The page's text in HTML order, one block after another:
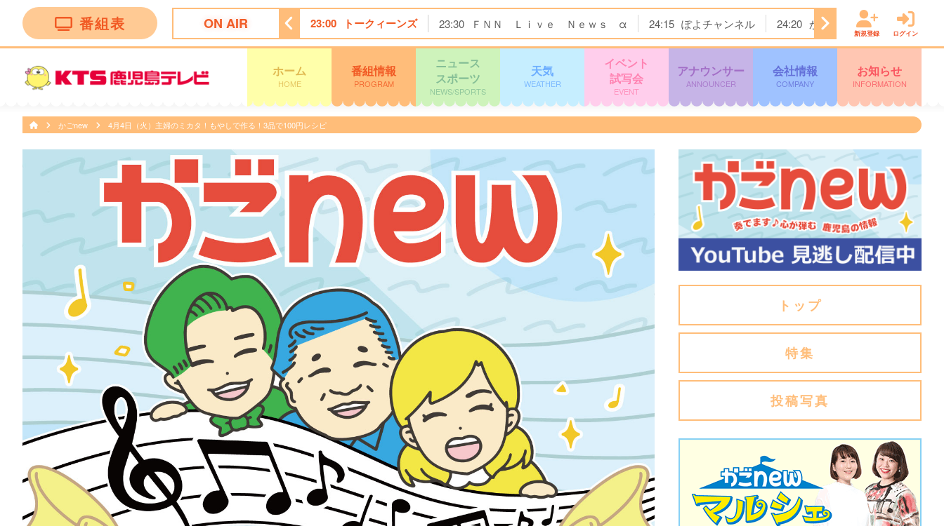
番組表 ON AIR
22:00 ＜木曜劇場＞ラストノート 22:54 天気予報 23:00 トークィーンズ 23:30 ＦＮＮ Ｌｉｖｅ Ｎｅｗｓ α 24:15 ぽよチャンネル 24:20 かまいたちの机上の空論城
新規登録 ログイン
ホーム
HOME
番組情報
PROGRAM
ニュース
スポーツ
NEWS/SPORTS
天気
WEATHER
イベント
試写会
EVENT
アナウンサー
ANNOUNCER
会社情報
COMPANY
お知らせ
INFORMATION
かごnew 4月4日（火）主婦のミカタ！もやしで作る！3品で100円レシピ
トップ
特集
投稿写真